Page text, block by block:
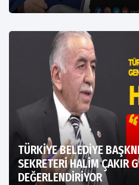
TÜRKİYE BELEDİYE
SEKRETERİ HALİM ÇAKIR
DEĞERLENDİRİYOR